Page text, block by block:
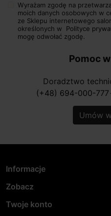
Wyrażam zgodę na
moich danych osobowych w
ze Sklepu internetowego
określonych w Polityce
mogę odwołać zgodę.
Pomoc
Doradztwo
(+48) 694-000-777
Umów
Informacje
Zobacz
Twoje konto